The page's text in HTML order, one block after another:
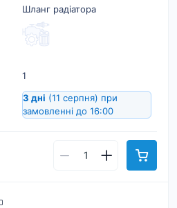
Шланг радіатора
1
3 дні (11 серпня) при
замовленні до 16:00